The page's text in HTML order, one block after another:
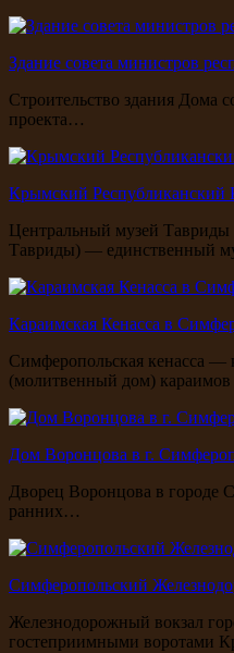
Здание совета министров
Строительство здания Дома
проекта…
Крымский Республиканский
Центральный музей
Тавриды) — единственный
Караимская Кенасса в
Симферопольская кенасса —
(молитвенный дом)
Дом Воронцова в г.
Дворец Воронцова в городе
ранних…
Симферопольский
Железнодорожный вокзал
гостеприимными воротами